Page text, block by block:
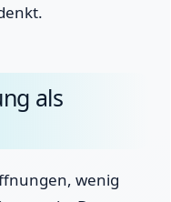
als
wenig